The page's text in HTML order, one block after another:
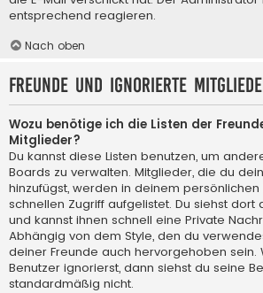
entsprechend reagieren.
Nach oben
Freunde und ignorierte
Wozu benötige ich die Listen der
Mitglieder?
Du kannst diese Listen benutzen, um
Boards zu verwalten. Mitglieder, die du
hinzufügst, werden in deinem
schnellen Zugriff aufgelistet. Du siehst dort
und kannst ihnen schnell eine Private
Abhängig von dem Style, den du
deiner Freunde auch hervorgehoben sein.
Benutzer ignorierst, dann siehst du seine
standardmäßig nicht.